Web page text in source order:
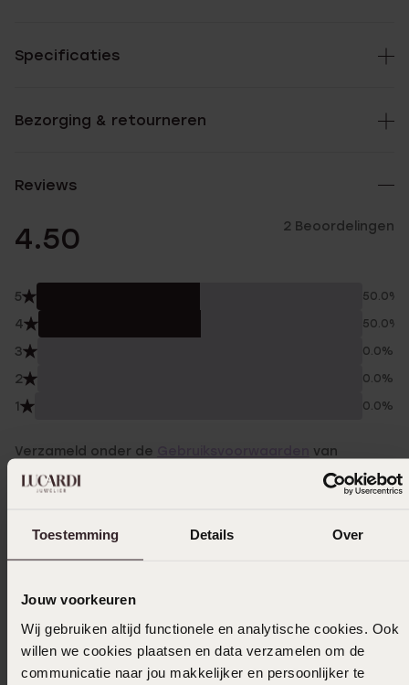
Toestemming Details Over
Jouw voorkeuren
Wij gebruiken altijd functionele en analytische cookies. Ook
willen we cookies plaatsen en data verzamelen om de
communicatie naar jou makkelijker en persoonlijker te
Specificaties
Bezorging & retourneren
Reviews
4.50 2 Beoordelingen
5 50.0%
4 50.0%
3 0.0%
2 0.0%
1 0.0%
Verzameld onder de
van
het paardje erop blijft zitten.